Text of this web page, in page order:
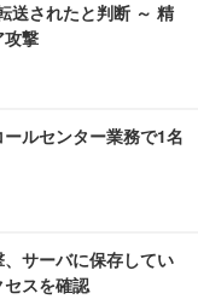
送されたと判断 ～ 精
攻撃
ールセンター業務で1名
サーバに保存してい
スを確認